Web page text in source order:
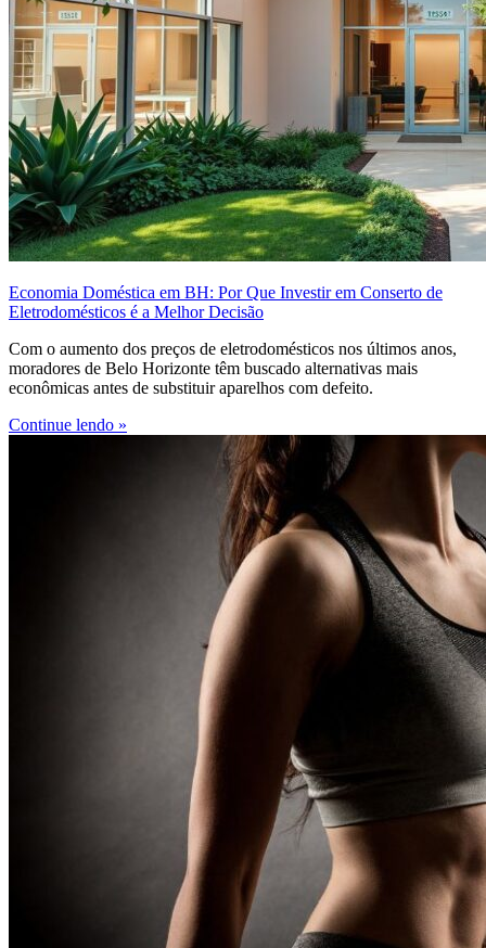
Economia Doméstica em BH: Por Que Investir em Conserto de
Eletrodomésticos é a Melhor Decisão
Com o aumento dos preços de eletrodomésticos nos últimos anos,
moradores de Belo Horizonte têm buscado alternativas mais
econômicas antes de substituir aparelhos com defeito.
Continue lendo »